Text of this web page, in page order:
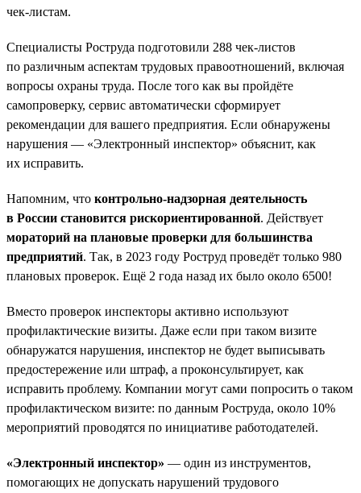
чек-листам.
Специалисты Роструда подготовили 288 чек-листов
по различным аспектам трудовых правоотношений, включая
вопросы охраны труда. После того как вы пройдёте
самопроверку, сервис автоматически сформирует
рекомендации для вашего предприятия. Если обнаружены
нарушения — «Электронный инспектор» объяснит, как
их исправить.
Напомним, что контрольно-надзорная деятельность
в России становится рискориентированной. Действует
мораторий на плановые проверки для большинства
предприятий. Так, в 2023 году Роструд проведёт только 980
плановых проверок. Ещё 2 года назад их было около 6500!
Вместо проверок инспекторы активно используют
профилактические визиты. Даже если при таком визите
обнаружатся нарушения, инспектор не будет выписывать
предостережение или штраф, а проконсультирует, как
исправить проблему. Компании могут сами попросить о таком
профилактическом визите: по данным Роструда, около 10%
мероприятий проводятся по инициативе работодателей.
«Электронный инспектор» — один из инструментов,
помогающих не допускать нарушений трудового